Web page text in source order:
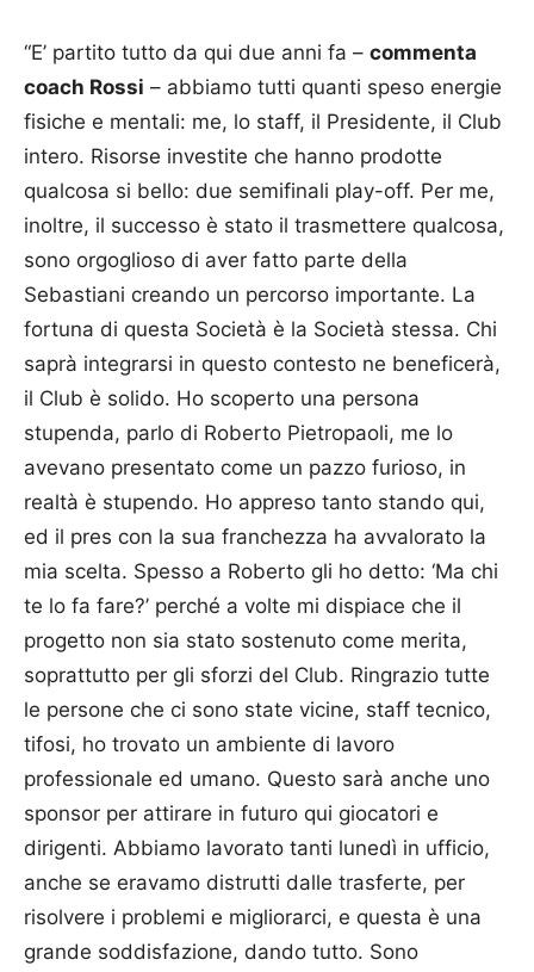
“E’ partito tutto da qui due anni fa – commenta
coach Rossi – abbiamo tutti quanti speso energie
fisiche e mentali: me, lo staff, il Presidente, il Club
intero. Risorse investite che hanno prodotte
qualcosa si bello: due semifinali play-off. Per me,
inoltre, il successo è stato il trasmettere qualcosa,
sono orgoglioso di aver fatto parte della
Sebastiani creando un percorso importante. La
fortuna di questa Società è la Società stessa. Chi
saprà integrarsi in questo contesto ne beneficerà,
il Club è solido. Ho scoperto una persona
stupenda, parlo di Roberto Pietropaoli, me lo
avevano presentato come un pazzo furioso, in
realtà è stupendo. Ho appreso tanto stando qui,
ed il pres con la sua franchezza ha avvalorato la
mia scelta. Spesso a Roberto gli ho detto: ‘Ma chi
te lo fa fare?’ perché a volte mi dispiace che il
progetto non sia stato sostenuto come merita,
soprattutto per gli sforzi del Club. Ringrazio tutte
le persone che ci sono state vicine, staff tecnico,
tifosi, ho trovato un ambiente di lavoro
professionale ed umano. Questo sarà anche uno
sponsor per attirare in futuro qui giocatori e
dirigenti. Abbiamo lavorato tanti lunedì in ufficio,
anche se eravamo distrutti dalle trasferte, per
risolvere i problemi e migliorarci, e questa è una
grande soddisfazione, dando tutto. Sono